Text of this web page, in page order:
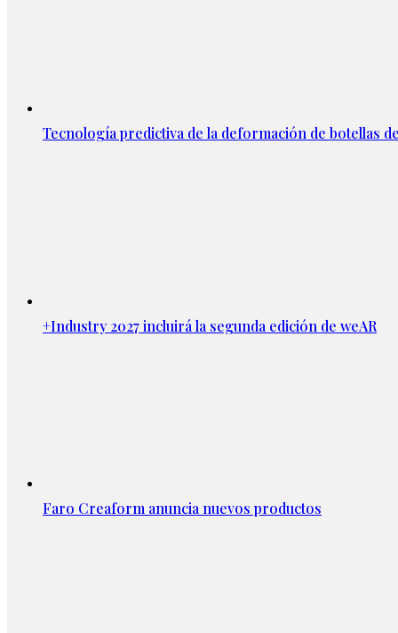
Tecnología predictiva de la deformación de botellas
+Industry 2027 incluirá la segunda edición de weAR
Faro Creaform anuncia nuevos productos